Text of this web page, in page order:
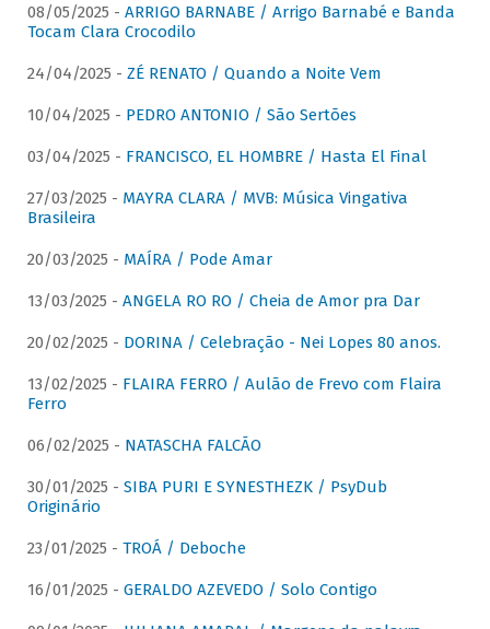
08/05/2025 - ARRIGO BARNABE / Arrigo Barnabé e Banda
Tocam Clara Crocodilo
24/04/2025 - ZÉ RENATO / Quando a Noite Vem
10/04/2025 - PEDRO ANTONIO / São Sertões
03/04/2025 - FRANCISCO, EL HOMBRE / Hasta El Final
27/03/2025 - MAYRA CLARA / MVB: Música Vingativa
Brasileira
20/03/2025 - MAÍRA / Pode Amar
13/03/2025 - ANGELA RO RO / Cheia de Amor pra Dar
20/02/2025 - DORINA / Celebração - Nei Lopes 80 anos.
13/02/2025 - FLAIRA FERRO / Aulão de Frevo com Flaira
Ferro
06/02/2025 - NATASCHA FALCÃO
30/01/2025 - SIBA PURI E SYNESTHEZK / PsyDub
Originário
23/01/2025 - TROÁ / Deboche
16/01/2025 - GERALDO AZEVEDO / Solo Contigo